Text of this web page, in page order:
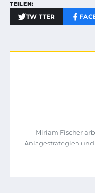
TEILEN:
TWITTER
Miriam Fischer
Anlagestrategien